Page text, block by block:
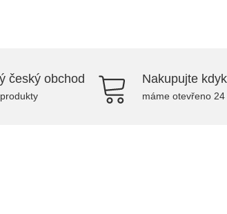
český obchod Nakupujte
máme otevřeno